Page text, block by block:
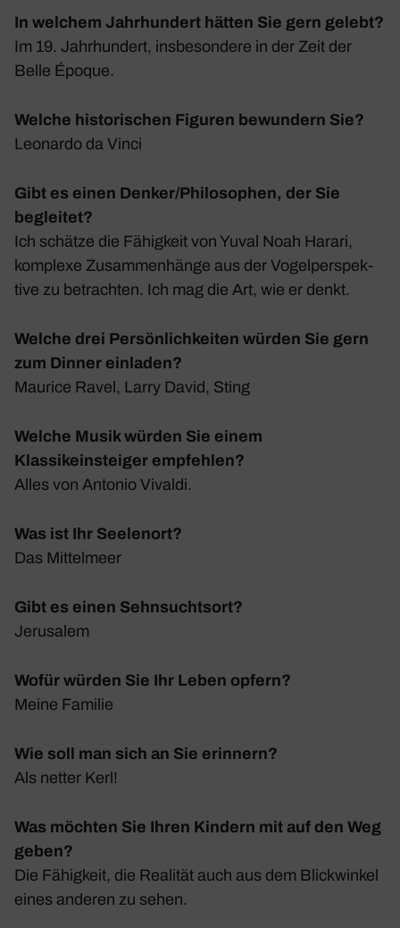
In welchem Jahrhundert hätten Sie gern gelebt?
Im 19. Jahr­hun­dert, insbe­son­dere in der Zeit der
Belle Époque.
Welche historischen Figuren bewundern Sie?
Leonardo da Vinci
Gibt es einen Denker/Philosophen, der Sie
begleitet?
Ich schätze die Fähig­keit von Yuval Noah Harari,
komplexe Zusam­men­hänge aus der Vogel­per­spek­
tive zu betrachten. Ich mag die Art, wie er denkt.
Welche drei Persönlichkeiten würden Sie gern
zum Dinner einladen?
Maurice Ravel, Larry David, Sting
Welche Musik würden Sie einem
Klassikeinsteiger empfehlen?
Alles von Antonio Vivaldi.
Was ist Ihr Seelenort?
Das Mittel­meer
Gibt es einen Sehnsuchtsort?
Jeru­salem
Wofür würden Sie Ihr Leben opfern?
Meine Familie
Wie soll man sich an Sie erinnern?
Als netter Kerl!
Was möchten Sie Ihren Kindern mit auf den Weg
geben?
Die Fähig­keit, die Realität auch aus dem Blick­winkel
eines anderen zu sehen.